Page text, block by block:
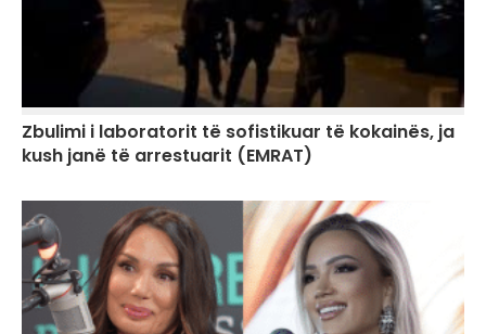
Zbulimi i laboratorit të sofistikuar të kokainës, ja
kush janë të arrestuarit (EMRAT)